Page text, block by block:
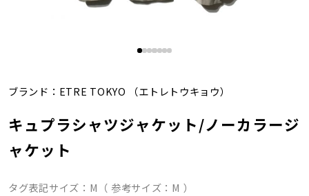
ブランド： ETRE TOKYO （エトレトウキョウ）
キュプラシャツジャケット/ノーカラージ
ャケット
タグ表記サイズ：M（ 参考サイズ：M ）